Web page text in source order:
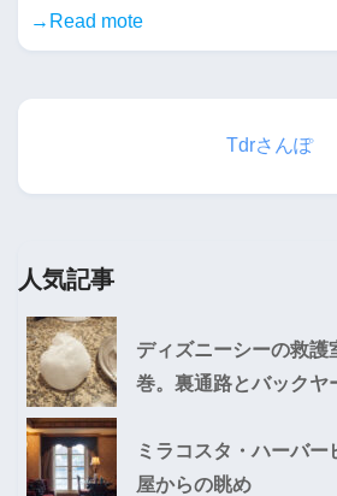
→Read mote
Tdrさんぽ
人気記事
ディズニーシーの救護
巻。裏通路とバックヤ
ミラコスタ・ハーバ
屋からの眺め